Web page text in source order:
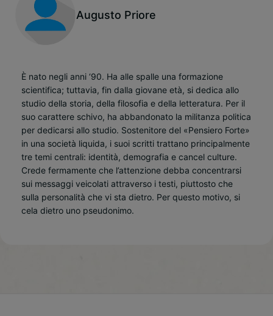
Augusto Priore
È nato negli anni ‘90. Ha alle spalle una formazione
scientifica; tuttavia, fin dalla giovane età, si dedica allo
studio della storia, della filosofia e della letteratura. Per il
suo carattere schivo, ha abbandonato la militanza politica
per dedicarsi allo studio. Sostenitore del «Pensiero Forte»
in una società liquida, i suoi scritti trattano principalmente
tre temi centrali: identità, demografia e cancel culture.
Crede fermamente che l’attenzione debba concentrarsi
sui messaggi veicolati attraverso i testi, piuttosto che
sulla personalità che vi sta dietro. Per questo motivo, si
cela dietro uno pseudonimo.